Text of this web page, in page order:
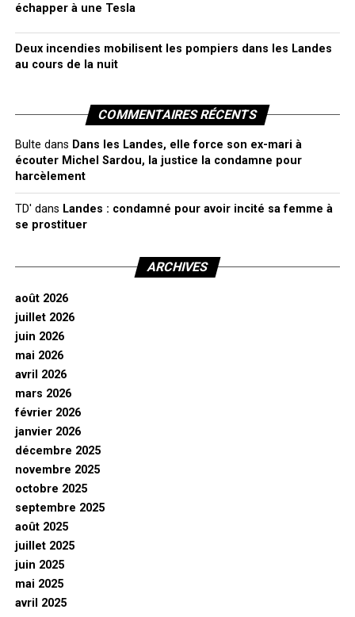
échapper à une Tesla
Deux incendies mobilisent les pompiers dans les Landes
au cours de la nuit
COMMENTAIRES RÉCENTS
Bulte dans Dans les Landes, elle force son ex-mari à
écouter Michel Sardou, la justice la condamne pour
harcèlement
TD' dans Landes : condamné pour avoir incité sa femme à
se prostituer
ARCHIVES
août 2026
juillet 2026
juin 2026
mai 2026
avril 2026
mars 2026
février 2026
janvier 2026
décembre 2025
novembre 2025
octobre 2025
septembre 2025
août 2025
juillet 2025
juin 2025
mai 2025
avril 2025